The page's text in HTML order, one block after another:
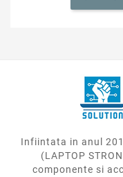
Infiintata in anul
(LAPTOP
componente si